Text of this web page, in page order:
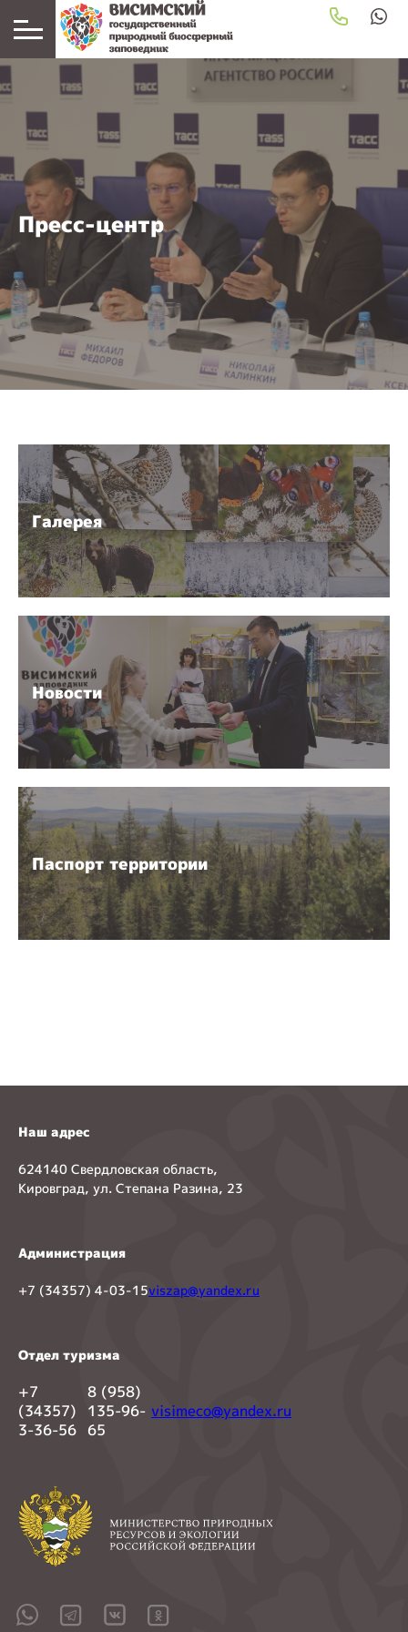
Пресс-центр
Галерея
Новости
Паспорт территории
Наш адрес
624140 Свердловская область,
Кировград, ул. Степана Разина, 23
Администрация
+7 (34357) 4-03-15viszap@yandex.ru
Отдел туризма
+7
(34357)
3-36-56
8 (958)
135-96-
65
visimeco@yandex.ru